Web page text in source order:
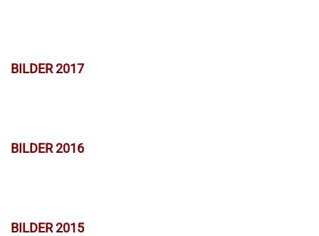
BILDER 2017
BILDER 2016
BILDER 2015